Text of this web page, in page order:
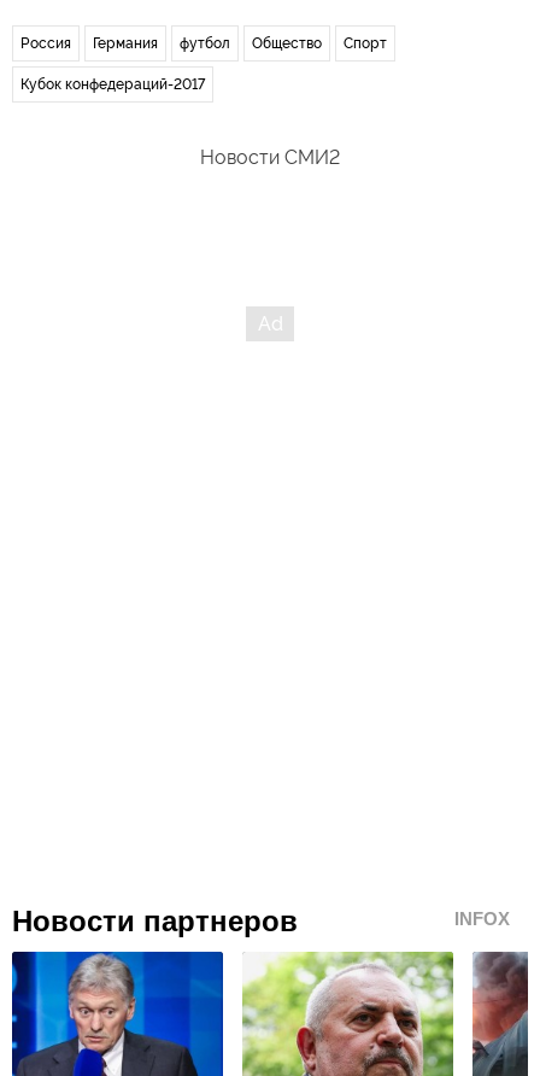
Россия Германия футбол Общество Спорт
Кубок конфедераций-2017
Новости СМИ2
Новости партнеров INFOX